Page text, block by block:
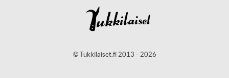
© Tukkilaiset.fi 2013 - 2026